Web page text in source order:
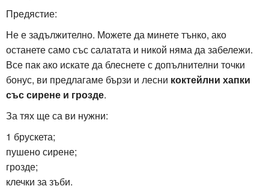
Предястие:
Не е задължително. Можете да минете тънко, ако
останете само със салатата и никой няма да забележи.
Все пак ако искате да блеснете с допълнителни точки
бонус, ви предлагаме бързи и лесни коктейлни хапки
със сирене и грозде.
За тях ще са ви нужни:
1 брускета;
пушено сирене;
грозде;
клечки за зъби.